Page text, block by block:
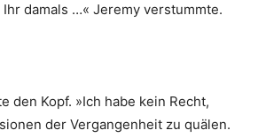
damals …« Jeremy verstummte.
den Kopf. »Ich habe kein Recht,
der Vergangenheit zu quälen.